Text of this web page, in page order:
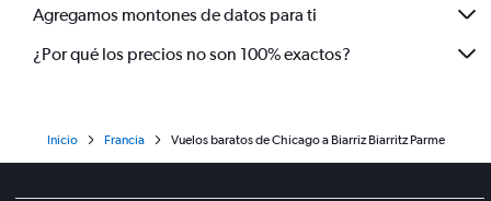
Agregamos montones de datos para ti
¿Por qué los precios no son 100% exactos?
Inicio Francia Vuelos baratos de Chicago a Biarriz Biarritz Parme